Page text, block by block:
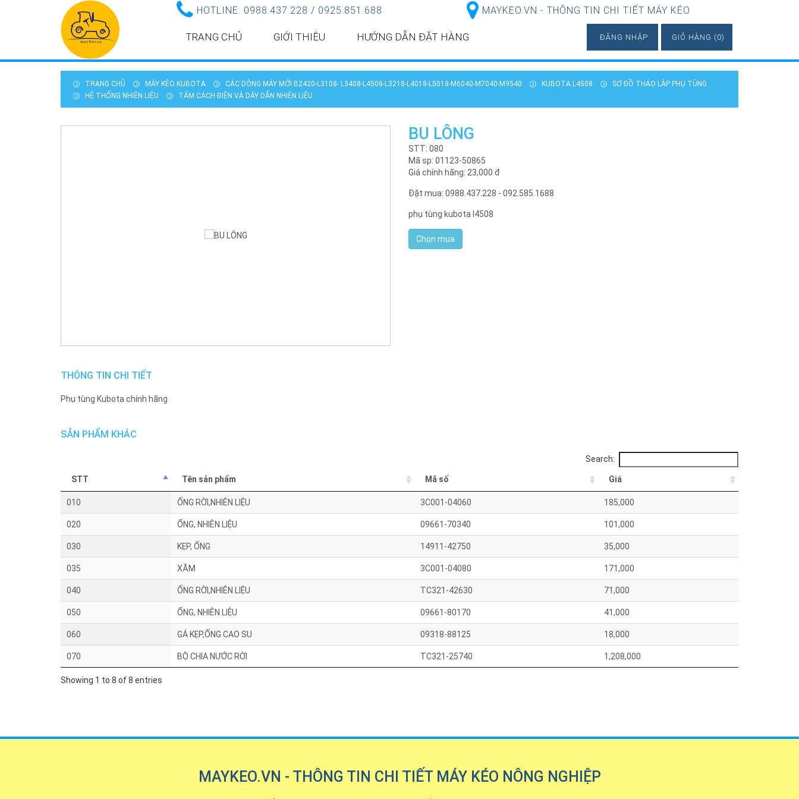
HOTLINE: 0988.437.228 / 0925.851.688 MAYKEO.VN - THÔNG TIN CHI TIẾT MÁY KÉO
TRANG CHỦ GIỚI THIỆU HƯỚNG DẪN ĐẶT HÀNG GIỎ HÀNG (0)
ĐĂNG NHẬP
TRANG CHỦ MÁY KÉO KUBOTA CÁC DÒNG MÁY MỚI B2420-L3108- L3408-L4508-L3218-L4018-L5018-M6040-M7040-M9540 KUBOTA L4508
SƠ ĐỒ THÁO LẮP PHỤ TÙNG
HỆ THỐNG NHIÊN LIỆU
TẤM CÁCH ĐIỆN VÀ DÂY DẪN NHIÊN LIỆU
BU LÔNG
STT: 080
Mã sp: 01123-50865
Giá chính hãng: 23,000 đ
Đặt mua: 0988.437.228 - 092.585.1688
phụ tùng kubota l4508
THÔNG TIN CHI TIẾT
Phụ tùng Kubota chính hãng
SẢN PHẨM KHÁC
Search:
STT Tên sản phẩm Mã số Giá
010 ỐNG RỜI,NHIÊN LIỆU 3C001-04060 185,000
020 ỐNG, NHIÊN LIỆU 09661-70340 101,000
030 KẸP, ỐNG 14911-42750 35,000
035 XĂM 3C001-04080 171,000
040 ỐNG RỜI,NHIÊN LIỆU TC321-42630 71,000
050 ỐNG, NHIÊN LIỆU 09661-80170 41,000
060 GÁ KẸP,ỐNG CAO SU 09318-88125 18,000
070 BỘ CHIA NƯỚC RỜI TC321-25740 1,208,000
Showing 1 to 8 of 8 entries
MAYKEO.VN - THÔNG TIN CHI TIẾT MÁY KÉO NÔNG NGHIỆP